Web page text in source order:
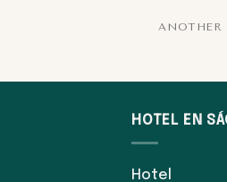
ANOTHER
HOTEL EN
Hotel